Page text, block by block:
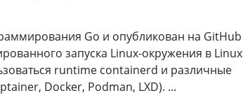
Go и опубликован на GitHub
запуска Linux-окружения в Linux
runtime containerd и различные
Docker, Podman, LXD).